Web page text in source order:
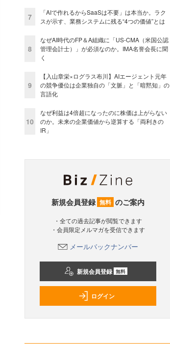
7
「AIで作れるからSaaSは不要」は本当か。ラク
スが示す、業務システムに残る“4つの価値”とは
8
なぜAI時代のFP＆A組織に「US-CMA（米国公認
管理会計士）」が必須なのか。IMA名誉会長に聞
く
9
【入山章栄×ログラス布川】AIエージェント元年
の競争優位は企業独自の「文脈」と「暗黙知」の
言語化
10
なぜ利益は4倍超になったのに株価は上がらない
のか。未来の企業価値から逆算する「両利きの
IR」
新規会員登録 無料 のご案内
・全ての過去記事が閲覧できます
・会員限定メルマガを受信できます
メールバックナンバー
新規会員登録 無料
ログイン